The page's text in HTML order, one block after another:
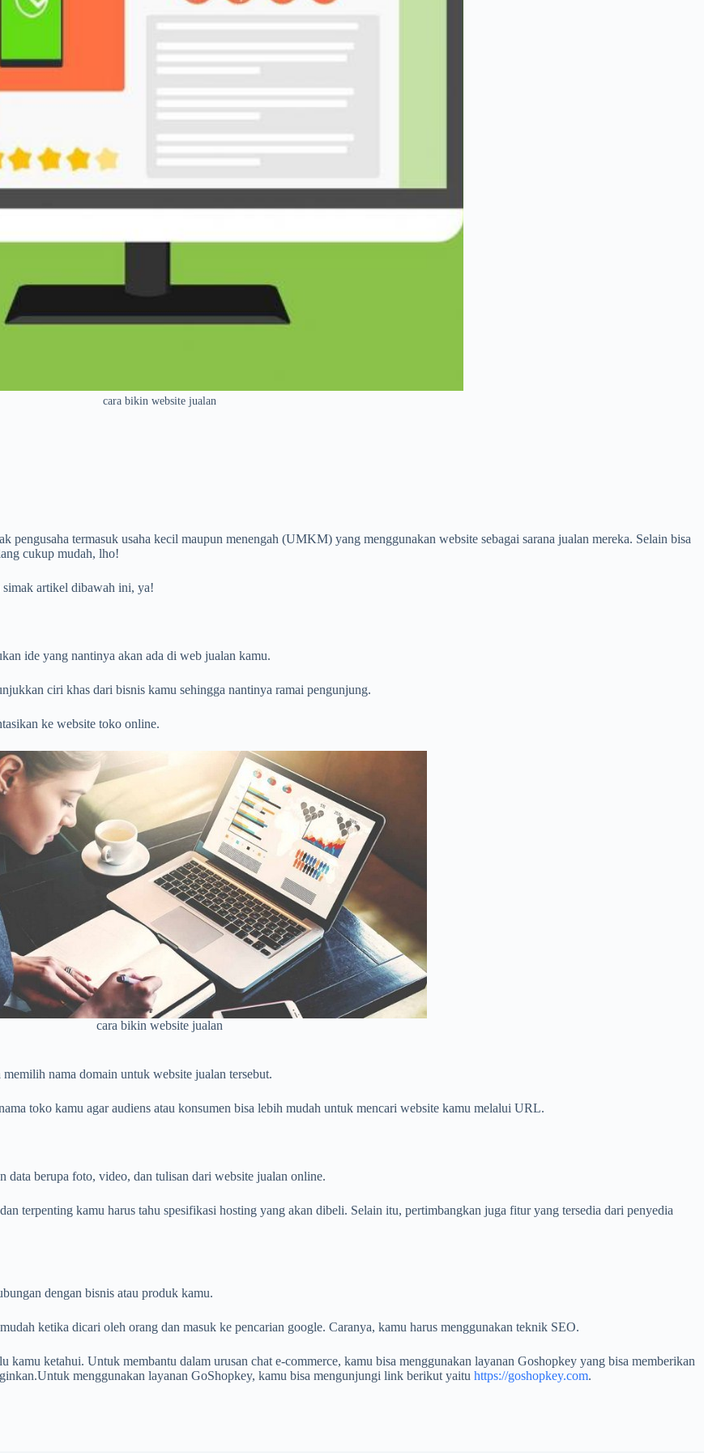
cara bikin website jualan
pengusaha termasuk usaha kecil maupun menengah (UMKM) yang menggunakan website sebagai sarana jualan mereka. Selain bisa
cukup mudah, lho!
artikel dibawah ini, ya!
ide yang nantinya akan ada di web jualan kamu.
ciri khas dari bisnis kamu sehingga nantinya ramai pengunjung.
ke website toko online.
cara bikin website jualan
nama domain untuk website jualan tersebut.
toko kamu agar audiens atau konsumen bisa lebih mudah untuk mencari website kamu melalui URL.
berupa foto, video, dan tulisan dari website jualan online.
terpenting kamu harus tahu spesifikasi hosting yang akan dibeli. Selain itu, pertimbangkan juga fitur yang tersedia dari penyedia
dengan bisnis atau produk kamu.
ketika dicari oleh orang dan masuk ke pencarian google. Caranya, kamu harus menggunakan teknik SEO.
kamu ketahui. Untuk membantu dalam urusan chat e-commerce, kamu bisa menggunakan layanan Goshopkey yang bisa memberikan
menggunakan layanan GoShopkey, kamu bisa mengunjungi link berikut yaitu https://goshopkey.com.